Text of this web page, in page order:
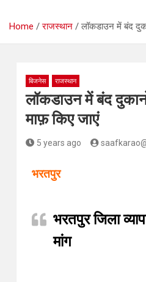
Home राजस्थान लॉकडाउन में बंद
बिजनेस राजस्थान
लॉकडाउन में बंद
माफ़ किए जाएं
5 years ago
भरतपुर
भरतपुर जिला
मांग